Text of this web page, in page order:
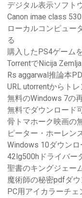
デジタル表示ソフト
Canon imae class
ローカルコンピュー
る
購入したPS4ゲーム
TorrentでNicija
Rs aggarwal推論本
URL utorrentからト
無料のWindows 7の
無料でダウンロード
骨トマホーク映画の
ピーター・ホーレン
Windows 10ダウンロ
42lg500hドライバー
聖書のキングジェー
魔術師の秘密pdfダ
PC用アイカラーチ